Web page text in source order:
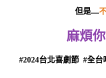
但是....
麻煩
#2024台北喜劇節 #全